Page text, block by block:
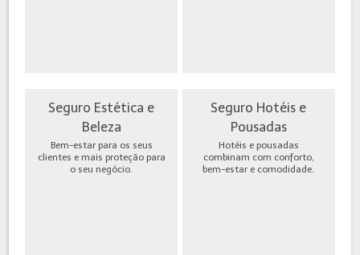
Seguro Estética e
Beleza
Bem-estar para os seus
clientes e mais proteção para
o seu negócio.
Seguro Hotéis e
Pousadas
Hotéis e pousadas
combinam com conforto,
bem-estar e comodidade.